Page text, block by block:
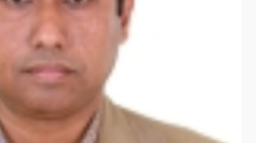
Mahbubur
Department
science
Enthusiast Representative